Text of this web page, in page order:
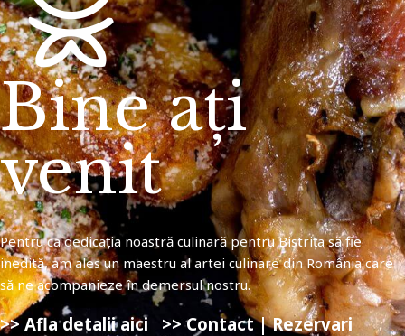
Bine ați
venit
Pentru ca dedicația noastră culinară pentru Bistrița să fie
inedită, am ales un maestru al artei culinare din România care
să ne acompanieze în demersul nostru.
>> Afla detalii aici >> Contact | Rezervari